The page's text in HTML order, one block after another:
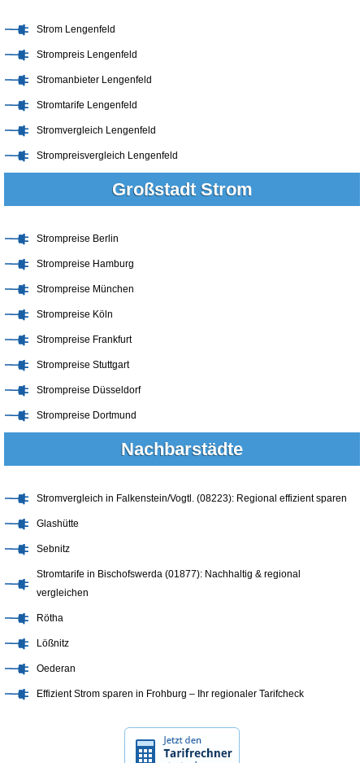
Strom Lengenfeld
Strompreis Lengenfeld
Stromanbieter Lengenfeld
Stromtarife Lengenfeld
Stromvergleich Lengenfeld
Strompreisvergleich Lengenfeld
Großstadt Strom
Strompreise Berlin
Strompreise Hamburg
Strompreise München
Strompreise Köln
Strompreise Frankfurt
Strompreise Stuttgart
Strompreise Düsseldorf
Strompreise Dortmund
Nachbarstädte
Stromvergleich in Falkenstein/Vogtl. (08223): Regional effizient sparen
Glashütte
Sebnitz
Stromtarife in Bischofswerda (01877): Nachhaltig & regional
vergleichen
Rötha
Lößnitz
Oederan
Effizient Strom sparen in Frohburg – Ihr regionaler Tarifcheck